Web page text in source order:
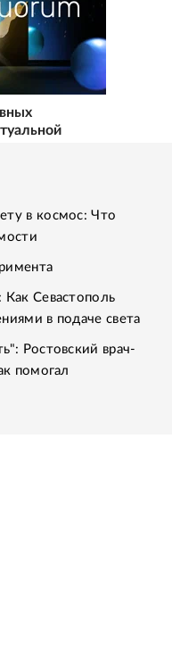
в космос: Что
Севастополь
в подаче света
Ростовский врач-
помогал